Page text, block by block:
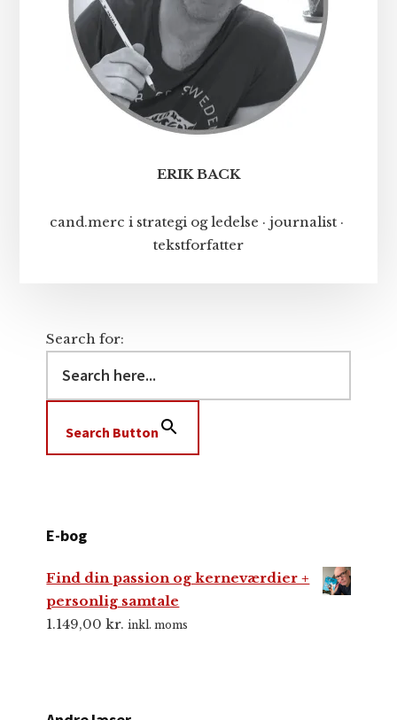
ERIK BACK
cand.merc i strategi og ledelse · journalist ·
tekstforfatter
Search for:
Search Button
E-bog
Find din passion og kerneværdier +
personlig samtale
1.149,00kr. inkl. moms